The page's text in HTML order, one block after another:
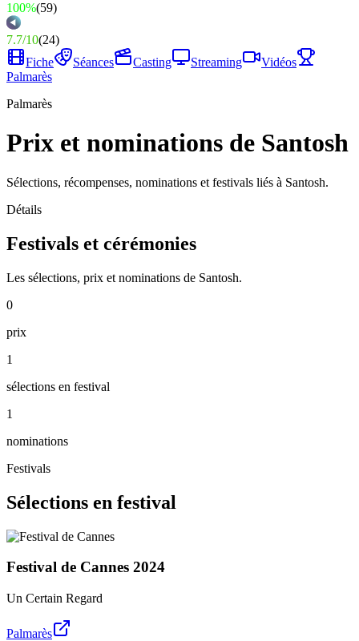
100%(59)
7.7/10(24)
Fiche
Séances Casting Streaming
Vidéos
Palmarès
Palmarès
Prix et nominations de Santosh
Sélections, récompenses, nominations et festivals liés à Santosh.
Détails
Festivals et cérémonies
Les sélections, prix et nominations de Santosh.
0
prix
1
sélections en festival
1
nominations
Festivals
Sélections en festival
Festival de Cannes 2024
Un Certain Regard
Palmarès